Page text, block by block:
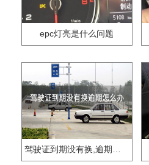
epc灯亮是什么问题
驾驶证到期没有换,逾期怎么办??